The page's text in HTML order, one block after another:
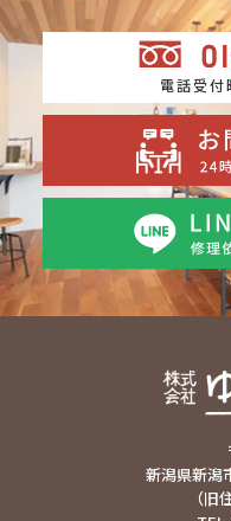
電話受
新潟県新潟
（旧